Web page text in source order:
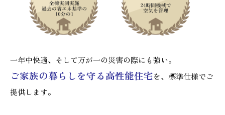
一年中快適、そして万が一の災害の際にも強い。
ご家族の暮らしを守る高性能住宅を、標準仕様でご
提供します。